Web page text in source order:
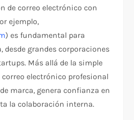
de correo electrónico con
ejemplo,
) es fundamental para
desde grandes corporaciones
Más allá de la simple
electrónico profesional
marca, genera confianza en
la colaboración interna.